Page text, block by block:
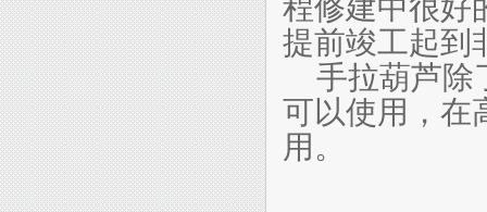
程修建中很好
提前竣工起到
手拉葫芦除
可以使用，在
用。